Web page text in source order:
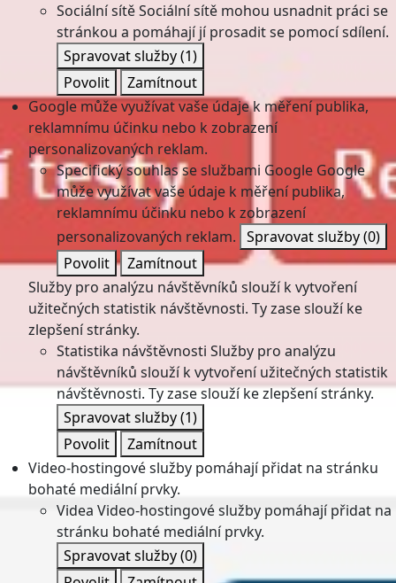
Sociální sítěSociální sítě mohou usnadnit práci se
stránkou a pomáhají jí prosadit se pomocí sdílení.
Spravovat služby(1)
Povolit
Zamítnout
Google může využívat vaše údaje k měření publika,
reklamnímu účinku nebo k zobrazení
personalizovaných reklam.
Specifický souhlas se službami Google Google
může využívat vaše údaje k měření publika,
reklamnímu účinku nebo k zobrazení
personalizovaných reklam. Spravovat služby(0)
Povolit
Zamítnout
Služby pro analýzu návštěvníků slouží k vytvoření
užitečných statistik návštěvnosti. Ty zase slouží ke
zlepšení stránky.
Statistika návštěvnosti Služby pro analýzu
návštěvníků slouží k vytvoření užitečných statistik
návštěvnosti. Ty zase slouží ke zlepšení stránky.
Spravovat služby(1)
Povolit
Zamítnout
Video-hostingové služby pomáhají přidat na stránku
bohaté mediální prvky.
Videa Video-hostingové služby pomáhají přidat na
stránku bohaté mediální prvky.
Spravovat služby(0)